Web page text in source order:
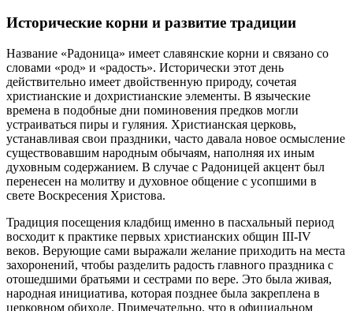
Исторические корни и развитие традиции
Название «Радоница» имеет славянские корни и связано со
словами «род» и «радость». Исторически этот день
действительно имеет двойственную природу, сочетая
христианские и дохристианские элементы. В языческие
времена в подобные дни поминовения предков могли
устраиваться пиры и гуляния. Христианская церковь,
устанавливая свои праздники, часто давала новое осмысление
существовавшим народным обычаям, наполняя их иным
духовным содержанием. В случае с Радоницей акцент был
перенесен на молитву и духовное общение с усопшими в
свете Воскресения Христова.
Традиция посещения кладбищ именно в пасхальный период
восходит к практике первых христианских общин III-IV
веков. Верующие сами выражали желание приходить на места
захоронений, чтобы разделить радость главного праздника с
отошедшими братьями и сестрами по вере. Это была живая,
народная инициатива, которая позднее была закреплена в
церковном обиходе. Примечательно, что в официальном